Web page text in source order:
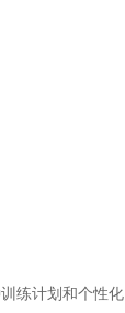
练计划和个性化